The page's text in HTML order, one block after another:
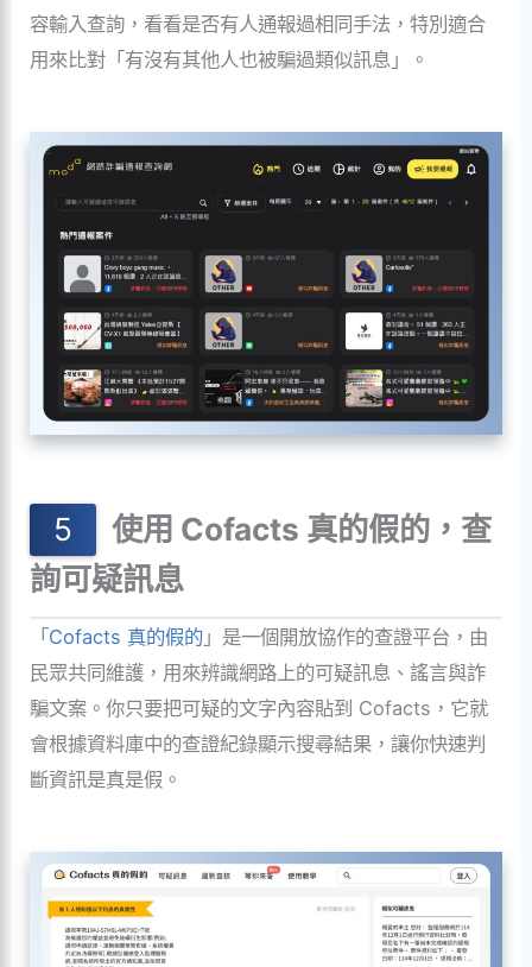
容輸入查詢，看看是否有人通報過相同手法，特別適合
用來比對「有沒有其他人也被騙過類似訊息」。
使用 Cofacts 真的假的，查
詢可疑訊息
「Cofacts 真的假的 」是一個開放協作的查證平台，由
民眾共同維護，用來辨識網路上的可疑訊息、謠言與詐
騙文案。你只要把可疑的文字內容貼到 Cofacts，它就
會根據資料庫中的查證紀錄顯示搜尋結果，讓你快速判
斷資訊是真是假。